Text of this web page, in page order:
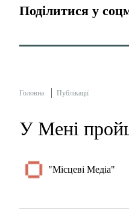
Поділитися у
Головна Публікації
У Мені
"Місцеві Медіа"